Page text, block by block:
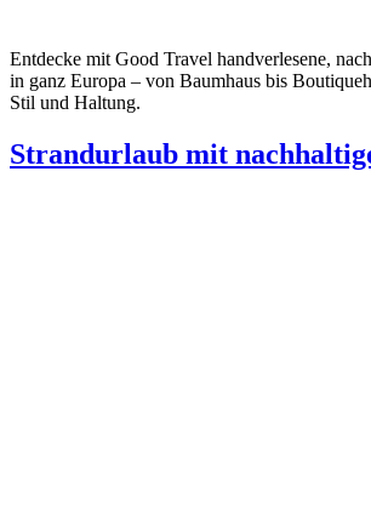
Entdecke mit Good Travel handverlesene,
in ganz Europa – von Baumhaus bis
Stil und Haltung.
Strandurlaub mit